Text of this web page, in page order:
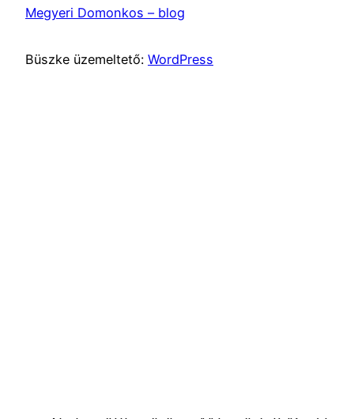
Megyeri Domonkos – blog
Büszke üzemeltető: WordPress